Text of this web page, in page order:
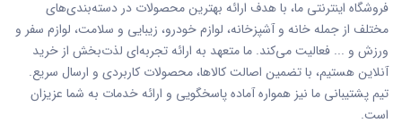
فروشگاه اینترنتی ما، با هدف ارائه بهترین محصولات در دسته‌بندی‌های
مختلف از جمله خانه و آشپزخانه، لوازم خودرو، زیبایی و سلامت، لوازم سفر و
ورزش و ... فعالیت می‌کند. ما متعهد به ارائه تجربه‌ای لذت‌بخش از خرید
آنلاین هستیم، با تضمین اصالت کالاها، محصولات کاربردی و ارسال سریع.
تیم پشتیبانی ما نیز همواره آماده پاسخگویی و ارائه خدمات به شما عزیزان
است.